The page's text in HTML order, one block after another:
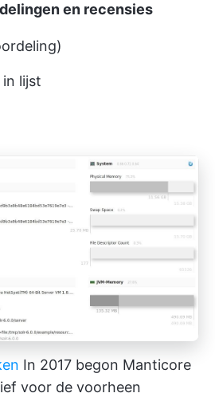
en recensies
lijst
In 2017 begon Manticore
voor de voorheen